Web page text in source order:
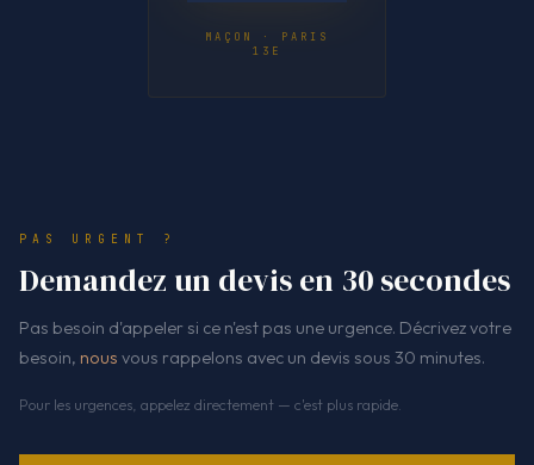
MAÇON · PARIS
13E
PAS URGENT ?
Demandez un devis en 30 secondes
Pas besoin d'appeler si ce n'est pas une urgence. Décrivez votre
besoin, nous vous rappelons avec un devis sous 30 minutes.
Pour les urgences, appelez directement — c'est plus rapide.